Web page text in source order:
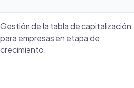
Gestión de la tabla de capitalización
para empresas en etapa de
crecimiento.